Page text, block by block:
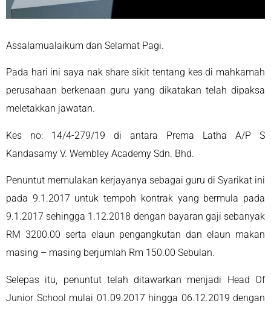
Assalamualaikum dan Selamat Pagi.
Pada hari ini saya nak share sikit tentang kes di mahkamah
perusahaan berkenaan guru yang dikatakan telah dipaksa
meletakkan jawatan.
Kes no: 14/4-279/19 di antara Prema Latha A/P S
Kandasamy V. Wembley Academy Sdn. Bhd.
Penuntut memulakan kerjayanya sebagai guru di Syarikat ini
pada 9.1.2017 untuk tempoh kontrak yang bermula pada
9.1.2017 sehingga 1.12.2018 dengan bayaran gaji sebanyak
RM 3200.00 serta elaun pengangkutan dan elaun makan
masing – masing berjumlah Rm 150.00 Sebulan.
Selepas itu, penuntut telah ditawarkan menjadi Head Of
Junior School mulai 01.09.2017 hingga 06.12.2019 dengan